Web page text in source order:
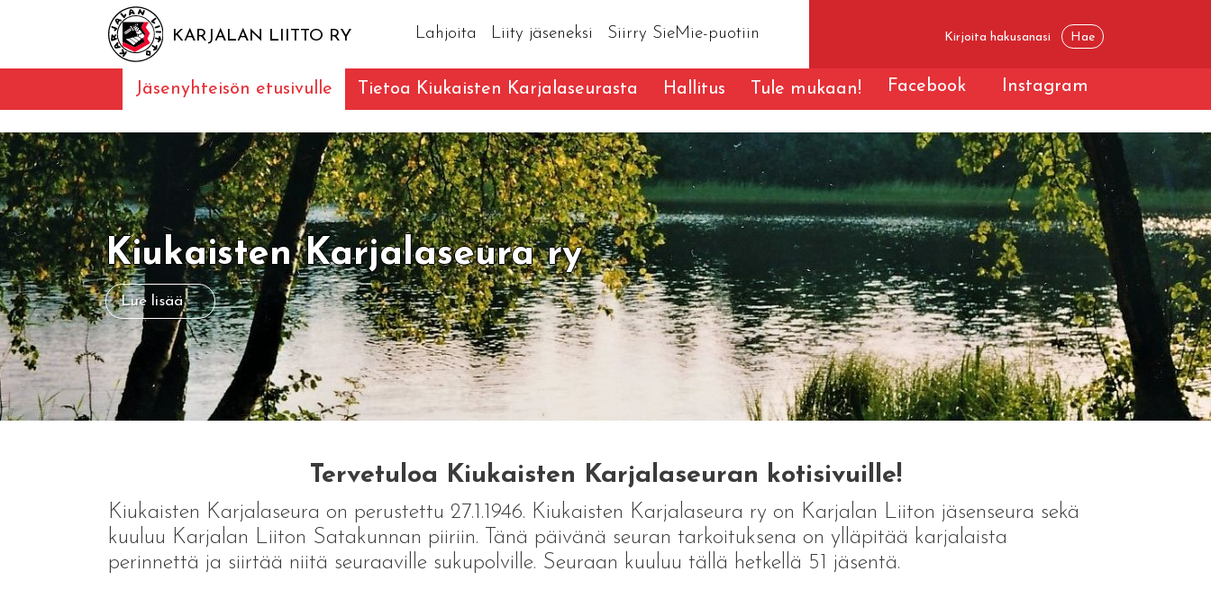
KARJALAN LIITTO RY Lahjoita Liity jäseneksi Siirry SieMie-puotiin
Jäsenyhteisön etusivulle Tietoa Kiukaisten Karjalaseurasta Hallitus Tule mukaan! Facebook Instagram
Kiukaisten Karjalaseura ry
Lue lisää
Tervetuloa Kiukaisten Karjalaseuran kotisivuille!
Kiukaisten Karjalaseura on perustettu 27.1.1946. Kiukaisten Karjalaseura ry on Karjalan Liiton jäsenseura sekä
kuuluu Karjalan Liiton Satakunnan piiriin. Tänä päivänä seuran tarkoituksena on ylläpitää karjalaista
perinnettä ja siirtää niitä seuraaville sukupolville. Seuraan kuuluu tällä hetkellä 51 jäsentä.